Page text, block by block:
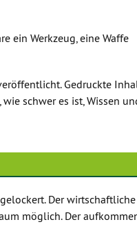
ein Werkzeug, eine Waffe
Gedruckte
schwer es ist, Wissen
Der wirtschaftliche
möglich. Der